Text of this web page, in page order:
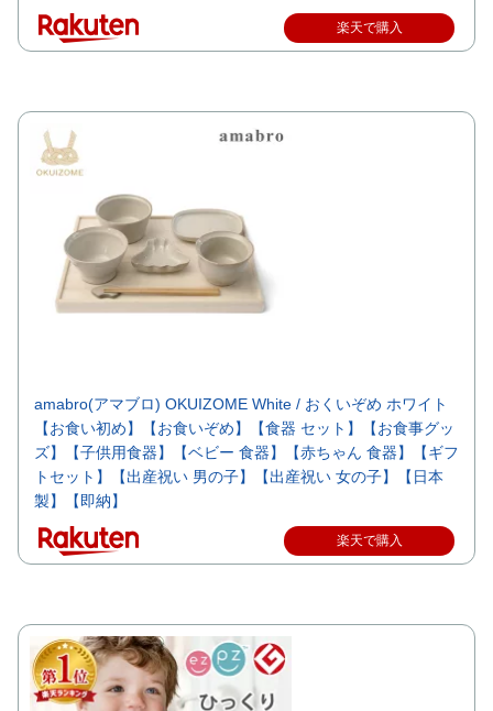
楽天で購入
amabro(アマブロ) OKUIZOME White / おくいぞめ ホワイト
【お食い初め】【お食いぞめ】【食器 セット】【お食事グッ
ズ】【子供用食器】【ベビー 食器】【赤ちゃん 食器】【ギフ
トセット】【出産祝い 男の子】【出産祝い 女の子】【日本
製】【即納】
楽天で購入